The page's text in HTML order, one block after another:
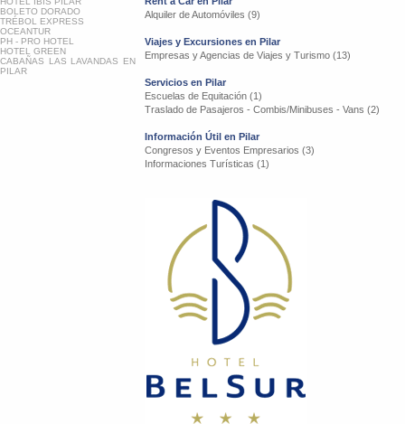
BOLETO DORADO
TRÉBOL EXPRESS
OCEANTUR
PH - PRO HOTEL
HOTEL GREEN
CABAÑAS LAS LAVANDAS EN
PILAR
Alquiler de Automóviles (9)
Viajes y Excursiones en Pilar
Empresas y Agencias de Viajes y Turismo (13)
Servicios en Pilar
Escuelas de Equitación (1)
Traslado de Pasajeros - Combis/Minibuses - Vans (2)
Información Útil en Pilar
Congresos y Eventos Empresarios (3)
Informaciones Turísticas (1)